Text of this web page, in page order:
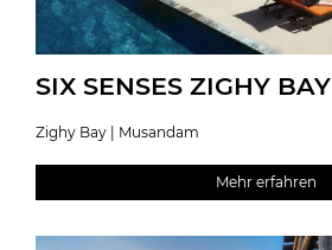
SIX SENSES ZIGHY BAY
Zighy Bay | Musandam
Mehr erfahren